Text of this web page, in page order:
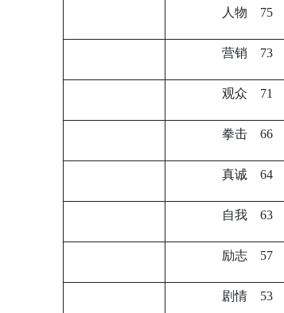
人物 75
营销 73
观众 71
拳击 66
真诚 64
自我 63
励志 57
剧情 53